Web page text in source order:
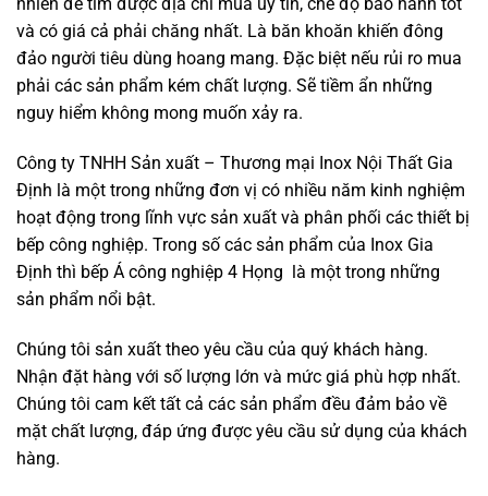
và có giá cả phải chăng nhất. Là băn khoăn khiến đông
đảo người tiêu dùng hoang mang. Đặc biệt nếu rủi ro mua
phải các sản phẩm kém chất lượng. Sẽ tiềm ẩn những
nguy hiểm không mong muốn xảy ra.
Công ty TNHH Sản xuất – Thương mại Inox Nội Thất Gia
Định là một trong những đơn vị có nhiều năm kinh nghiệm
hoạt động trong lĩnh vực sản xuất và phân phối các thiết bị
bếp công nghiệp. Trong số các sản phẩm của Inox Gia
Định thì bếp Á công nghiệp 4 Họng là một trong những
sản phẩm nổi bật.
Chúng tôi sản xuất theo yêu cầu của quý khách hàng.
Nhận đặt hàng với số lượng lớn và mức giá phù hợp nhất.
Chúng tôi cam kết tất cả các sản phẩm đều đảm bảo về
mặt chất lượng, đáp ứng được yêu cầu sử dụng của khách
hàng.